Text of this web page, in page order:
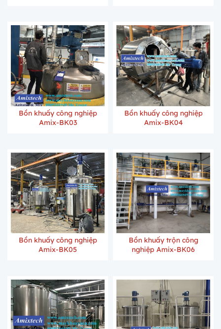
Bồn khuấy công nghiệp
Amix-BK03
Bồn khuấy công nghiệp
Amix-BK04
Bồn khuấy công nghiệp
Amix-BK05
Bồn khuấy trộn công
nghiệp Amix-BK06